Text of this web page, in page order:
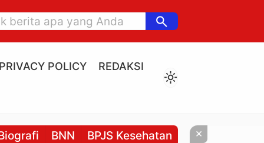
search
PRIVACY POLICY
REDAKSI
light_mode
BNN BPJS Kesehatan BPJS
×